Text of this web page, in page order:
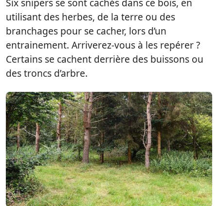
Six snipers se sont cachés dans ce bois, en
utilisant des herbes, de la terre ou des
branchages pour se cacher, lors d’un
entrainement. Arriverez-vous à les repérer ?
Certains se cachent derrière des buissons ou
des troncs d’arbre.